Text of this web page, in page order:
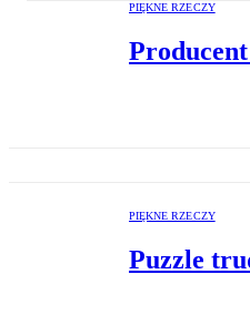
PIĘKNE RZECZY
PIĘKNE RZECZY
Puzzle